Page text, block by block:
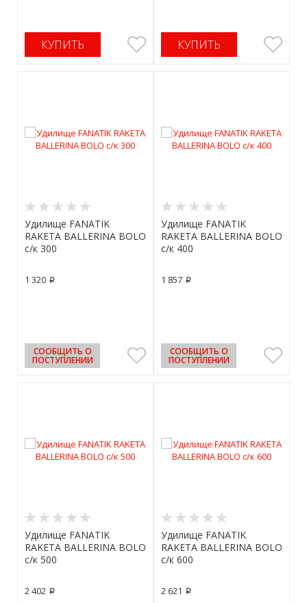
КУПИТЬ КУПИТЬ
Удилище FANATIK
RAKETA BALLERINA BOLO
с/к 300
1 320 p
СООБЩИТЬ О
ПОСТУПЛЕНИИ
Удилище FANATIK
RAKETA BALLERINA BOLO
с/к 400
1 857 p
СООБЩИТЬ О
ПОСТУПЛЕНИИ
Удилище FANATIK
RAKETA BALLERINA BOLO
с/к 500
2 402 p
Удилище FANATIK
RAKETA BALLERINA BOLO
с/к 600
2 621 p